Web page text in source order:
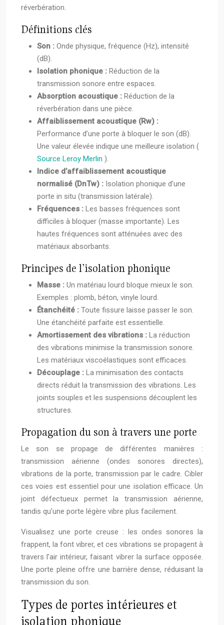
réverbération.
Définitions clés
Son : Onde physique, fréquence (Hz), intensité
(dB).
Isolation phonique : Réduction de la
transmission sonore entre espaces.
Absorption acoustique : Réduction de la
réverbération dans une pièce.
Affaiblissement acoustique (Rw) :
Performance d’une porte à bloquer le son (dB).
Une valeur élevée indique une meilleure isolation (
Source Leroy Merlin ).
Indice d’affaiblissement acoustique
normalisé (DnTw) : Isolation phonique d’une
porte in situ (transmission latérale).
Fréquences : Les basses fréquences sont
difficiles à bloquer (masse importante). Les
hautes fréquences sont atténuées avec des
matériaux absorbants.
Principes de l’isolation phonique
Masse : Un matériau lourd bloque mieux le son.
Exemples : plomb, béton, vinyle lourd.
Étanchéité : Toute fissure laisse passer le son.
Une étanchéité parfaite est essentielle.
Amortissement des vibrations : La réduction
des vibrations minimise la transmission sonore.
Les matériaux viscoélastiques sont efficaces.
Découplage : La minimisation des contacts
directs réduit la transmission des vibrations. Les
joints souples et les suspensions découplent les
structures.
Propagation du son à travers une porte
Le son se propage de différentes manières :
transmission aérienne (ondes sonores directes),
vibrations de la porte, transmission par le cadre. Cibler
ces voies est essentiel pour une isolation efficace. Un
joint défectueux permet la transmission aérienne,
tandis qu’une porte légère vibre plus facilement.
Visualisez une porte creuse : les ondes sonores la
frappent, la font vibrer, et ces vibrations se propagent à
travers l’air intérieur, faisant vibrer la surface opposée.
Une porte pleine offre une barrière dense, réduisant la
transmission du son.
Types de portes intérieures et
isolation phonique